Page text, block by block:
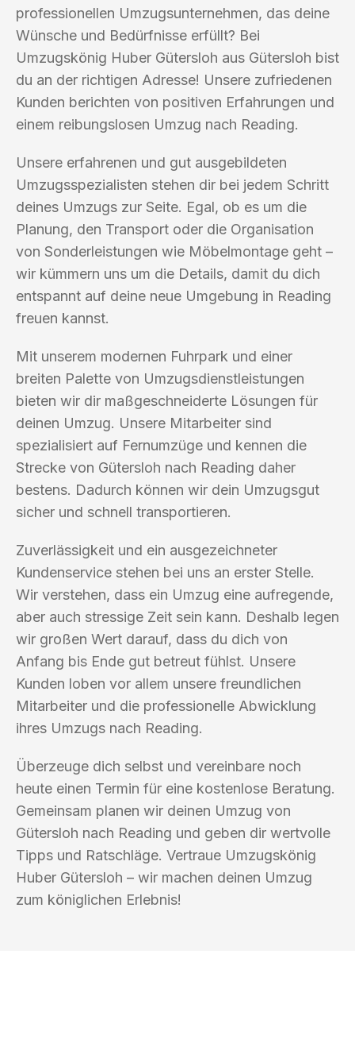
professionellen Umzugsunternehmen, das deine
Wünsche und Bedürfnisse erfüllt? Bei
Umzugskönig Huber Gütersloh aus Gütersloh bist
du an der richtigen Adresse! Unsere zufriedenen
Kunden berichten von positiven Erfahrungen und
einem reibungslosen Umzug nach Reading.
Unsere erfahrenen und gut ausgebildeten
Umzugsspezialisten stehen dir bei jedem Schritt
deines Umzugs zur Seite. Egal, ob es um die
Planung, den Transport oder die Organisation
von Sonderleistungen wie Möbelmontage geht –
wir kümmern uns um die Details, damit du dich
entspannt auf deine neue Umgebung in Reading
freuen kannst.
Mit unserem modernen Fuhrpark und einer
breiten Palette von Umzugsdienstleistungen
bieten wir dir maßgeschneiderte Lösungen für
deinen Umzug. Unsere Mitarbeiter sind
spezialisiert auf Fernumzüge und kennen die
Strecke von Gütersloh nach Reading daher
bestens. Dadurch können wir dein Umzugsgut
sicher und schnell transportieren.
Zuverlässigkeit und ein ausgezeichneter
Kundenservice stehen bei uns an erster Stelle.
Wir verstehen, dass ein Umzug eine aufregende,
aber auch stressige Zeit sein kann. Deshalb legen
wir großen Wert darauf, dass du dich von
Anfang bis Ende gut betreut fühlst. Unsere
Kunden loben vor allem unsere freundlichen
Mitarbeiter und die professionelle Abwicklung
ihres Umzugs nach Reading.
Überzeuge dich selbst und vereinbare noch
heute einen Termin für eine kostenlose Beratung.
Gemeinsam planen wir deinen Umzug von
Gütersloh nach Reading und geben dir wertvolle
Tipps und Ratschläge. Vertraue Umzugskönig
Huber Gütersloh – wir machen deinen Umzug
zum königlichen Erlebnis!